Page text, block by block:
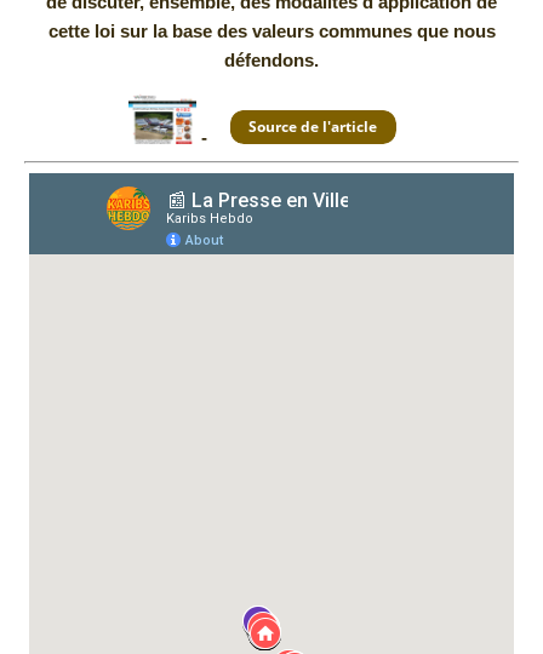
cette loi sur la base des valeurs communes que nous
défendons.
-